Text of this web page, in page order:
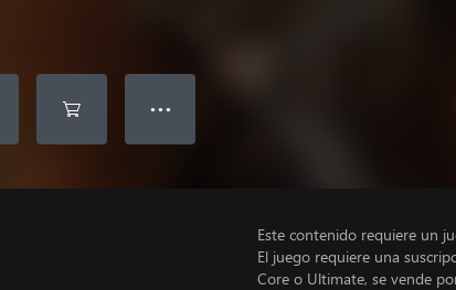
● ● ●
Este contenido requiere un
El juego requiere una
Core o Ultimate, se vende